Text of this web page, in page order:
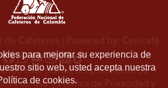
para mejorar su experiencia de
sitio web, usted acepta nuestra
de cookies.
de Cafeteros | Powered by: Cenicafé
este portal, aceptas nuestros
de usoyPolítica de Privacidad y